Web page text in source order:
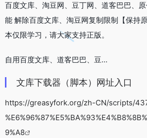
百度文库、淘豆网、豆丁网、道客巴巴、
能 解除百度文库、淘豆网复制限制【保持
本仅限学习，请大家支持正版。
自用百度文库、道客巴巴、豆…
文库下载器（脚本）网址入口
https://greasyfork.org/zh-CN/scripts/
9%A8